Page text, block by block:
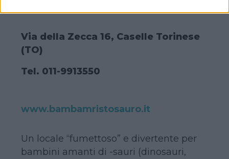
Via della Zecca 16, Caselle Torinese
(TO)
Tel. 011-9913550
www.bambamristosauro.it
Un locale “fumettoso” e divertente per
bambini amanti di -sauri (dinosauri,